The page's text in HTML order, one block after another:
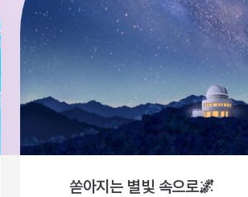
쏟아지는 별빛 속으로🌌